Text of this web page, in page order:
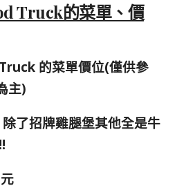
Truck的菜單、價
的菜單價位(僅供參
主)
了招牌雞腿堡其他全是牛